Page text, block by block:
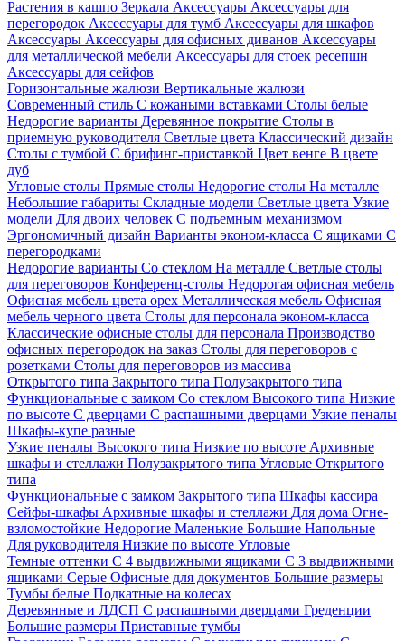
Растения в кашпо Зеркала Аксессуары Аксессуары для
перегородок Аксессуары для тумб Аксессуары для шкафов
Аксессуары Аксессуары для офисных диванов Аксессуары
для металлической мебели Аксессуары для стоек ресепшн
Аксессуары для сейфов
Горизонтальные жалюзи Вертикальные жалюзи
Современный стиль С кожаными вставками Столы белые
Недорогие варианты Деревянное покрытие Столы в
приемную руководителя Светлые цвета Классический дизайн
Столы с тумбой С брифинг-приставкой Цвет венге В цвете
дуб
Угловые столы Прямые столы Недорогие столы На металле
Небольшие габариты Складные модели Светлые цвета Узкие
модели Для двоих человек С подъемным механизмом
Эргономичный дизайн Варианты эконом-класса С ящиками С
перегородками
Недорогие варианты Со стеклом На металле Светлые столы
для переговоров Конференц-столы Недорогая офисная мебель
Офисная мебель цвета орех Металлическая мебель Офисная
мебель черного цвета Столы для персонала эконом-класса
Классические офисные столы для персонала Производство
офисных перегородок на заказ Столы для переговоров с
розетками Столы для переговоров из массива
Открытого типа Закрытого типа Полузакрытого типа
Функциональные с замком Со стеклом Высокого типа Низкие
по высоте С дверцами С распашными дверцами Узкие пеналы
Шкафы-купе разные
Узкие пеналы Высокого типа Низкие по высоте Архивные
шкафы и стеллажи Полузакрытого типа Угловые Открытого
типа
Функциональные с замком Закрытого типа Шкафы кассира
Сейфы-шкафы Архивные шкафы и стеллажи Для дома Огне-
взломостойкие Недорогие Маленькие Большие Напольные
Для руководителя Низкие по высоте Угловые
Темные оттенки С 4 выдвижными ящиками С 3 выдвижными
ящиками Серые Офисные для документов Большие размеры
Тумбы белые Подкатные на колесах
Деревянные и ЛДСП С распашными дверцами Греденции
Большие размеры Приставные тумбы